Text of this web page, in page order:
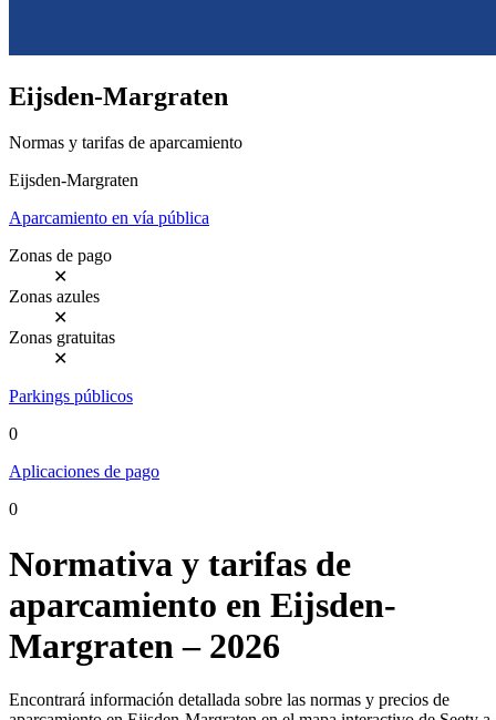
Eijsden-Margraten
Normas y tarifas de aparcamiento
Eijsden-Margraten
Aparcamiento en vía pública
Zonas de pago
✕
Zonas azules
✕
Zonas gratuitas
✕
Parkings públicos
0
Aplicaciones de pago
0
Normativa y tarifas de
aparcamiento en Eijsden-
Margraten – 2026
Encontrará información detallada sobre las normas y precios de